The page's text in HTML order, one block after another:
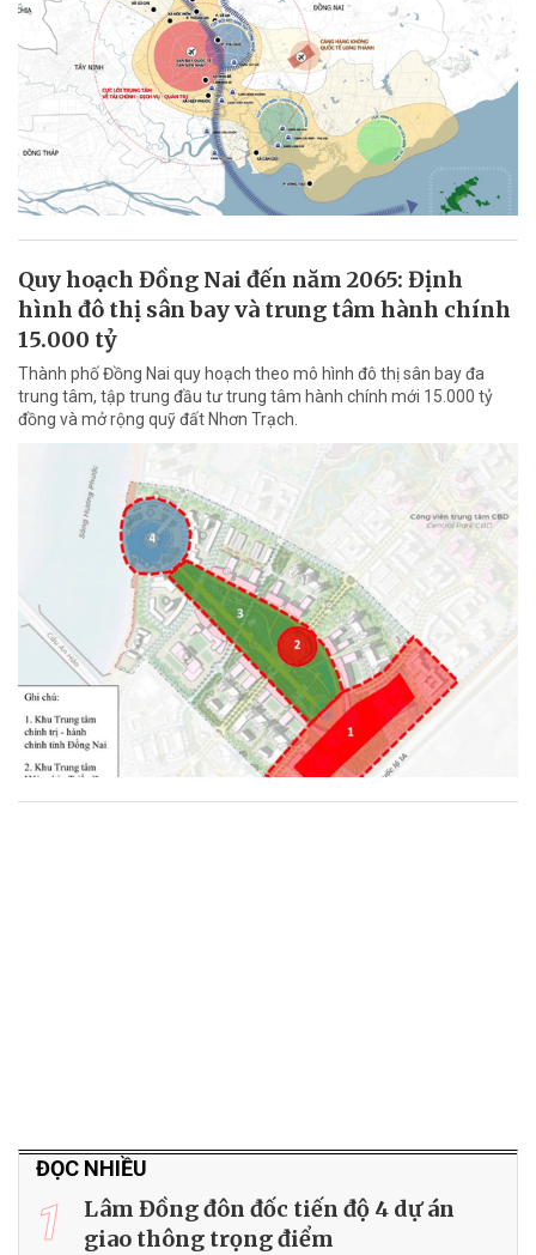
Quy hoạch Đồng Nai đến năm 2065: Định
hình đô thị sân bay và trung tâm hành chính
15.000 tỷ
Thành phố Đồng Nai quy hoạch theo mô hình đô thị sân bay đa
trung tâm, tập trung đầu tư trung tâm hành chính mới 15.000 tỷ
đồng và mở rộng quỹ đất Nhơn Trạch.
ĐỌC NHIỀU
1
Lâm Đồng đôn đốc tiến độ 4 dự án
giao thông trọng điểm